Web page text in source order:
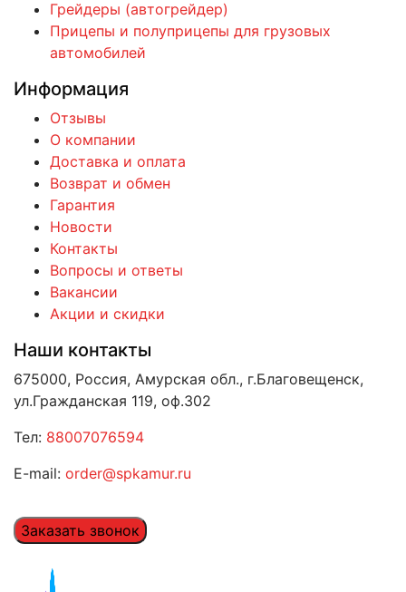
Грейдеры (автогрейдер)
Прицепы и полуприцепы для грузовых
автомобилей
Информация
Отзывы
О компании
Доставка и оплата
Возврат и обмен
Гарантия
Новости
Контакты
Вопросы и ответы
Вакансии
Акции и скидки
Наши контакты
675000, Россия, Амурская обл., г.Благовещенск,
ул.Гражданская 119, оф.302
Тел: 88007076594
E-mail: order@spkamur.ru
Заказать звонок